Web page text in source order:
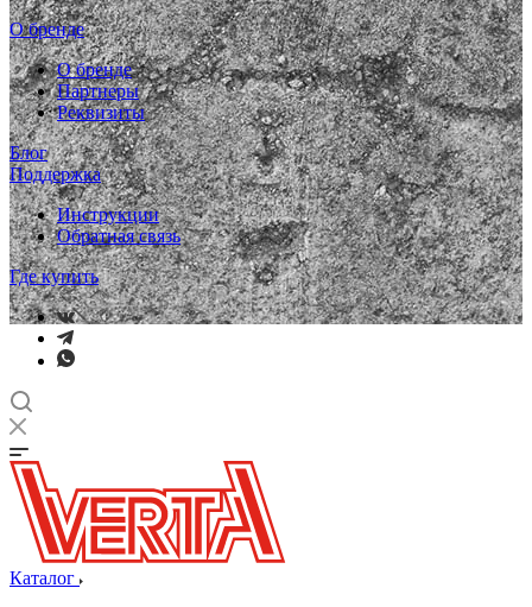
О бренде
О бренде
Партнеры
Реквизиты
Блог
Поддержка
Инструкции
Обратная связь
Где купить
Каталог